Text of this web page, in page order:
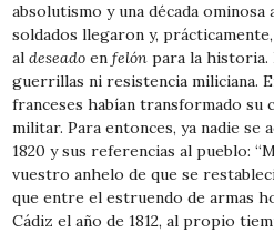
absolutismo y una década ominosa
soldados llegaron y,
aldeseado enfelón para la historia.
guerrillas ni resistencia miliciana.
franceses habían transformado su
militar. Para entonces, ya nadie se
1820 y sus referencias al pueblo:
vuestro anhelo de que se
que entre el estruendo de armas
Cádiz el año de 1812, al propio